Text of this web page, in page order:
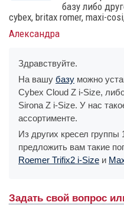
базу либо
cybex, britax romer, maxi-
Александра
Здравствуйте.
На вашу базу можно
Cybex Cloud Z i-Size,
Sirona Z i-Size. У нас
ассортименте.
Из других кресел
предложить вам такие
Roemer Trifix2 i-Size и
Задать свой вопрос